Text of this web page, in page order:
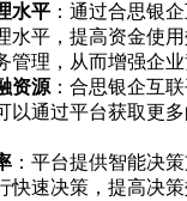
水平 ：通过合思银
水平，提高资金使
管理，从而增强企业
资源 ：合思银企互
以通过平台获取更
：平台提供智能决
快速决策，提高决策